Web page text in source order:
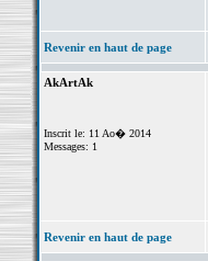
Revenir en haut de page
AkArtAk
Inscrit le: 11 Ao� 2014
Messages: 1
Revenir en haut de page